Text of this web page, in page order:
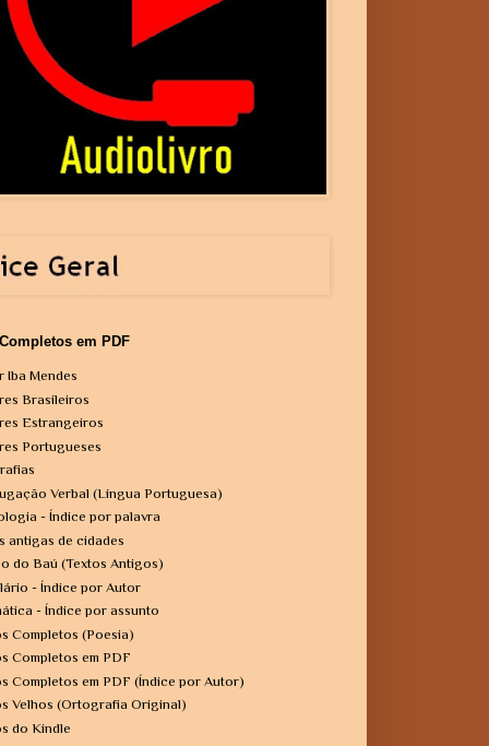
em PDF
Iba Mendes
Brasileiros
Estrangeiros
Portugueses
Verbal (Língua Portuguesa)
- Índice por palavra
antigas de cidades
do Baú (Textos Antigos)
- Índice por Autor
- Índice por assunto
Completos (Poesia)
Completos em PDF
Completos em PDF (Índice por Autor)
Velhos (Ortografia Original)
do Kindle